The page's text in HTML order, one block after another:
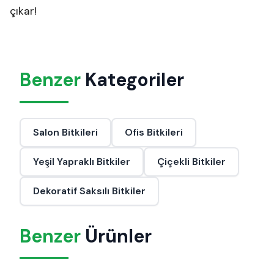
çıkar!
Benzer Kategoriler
Salon Bitkileri Ofis Bitkileri
Yeşil Yapraklı Bitkiler Çiçekli Bitkiler
Dekoratif Saksılı Bitkiler
Benzer Ürünler